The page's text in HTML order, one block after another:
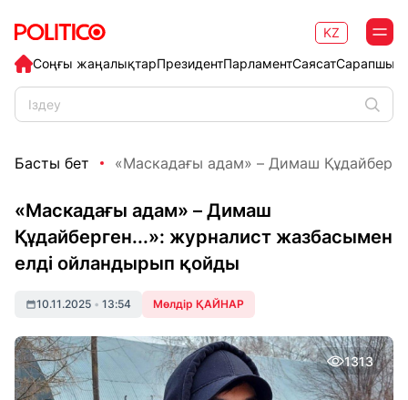
Соңғы жаңалықтарПрезидентПарламентСаясат
KZ
Басты бет «Маскадағы адам» – Димаш
«Маскадағы адам» – Димаш
Құдайберген...»: журналист жазбасымен
елді ойландырып қойды
10.11.2025 • 13:54 Мөлдір ҚАЙНАР
1313